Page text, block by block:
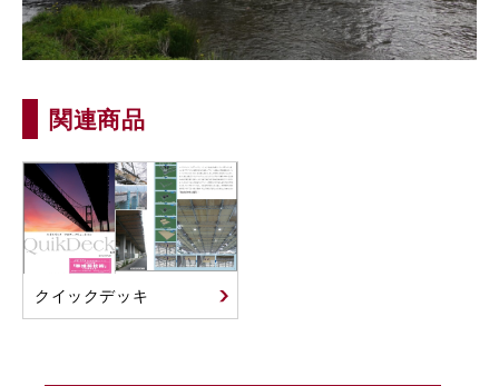
関連商品
クイックデッキ